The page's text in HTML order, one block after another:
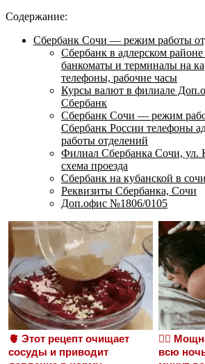
Содержание:
Сбербанк Сочи — режим работы
Сбербанк в адлерском
банкоматы и терминалы на
телефоны, рабочие часы
Курсы валют в филиале
Сбербанк
Сбербанк Сочи — режим
Сбербанк России телефоны
работы отделений
Филиал Сбербанка Сочи, ул.
схема проезда
Сбербанк на кубанской в сочи
Реквизиты Сбербанка, Сочи
Доп.офис №1806/0105
🫀 Этот рецепт очищает
сосуды и приводит
❤️‍🔥
всю